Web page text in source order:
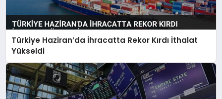
Türkiye Haziran’da İhracatta Rekor Kırdı İthalat
Yükseldi